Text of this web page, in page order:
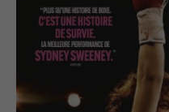
2048x1107-Christy-
12_02-Actuellement